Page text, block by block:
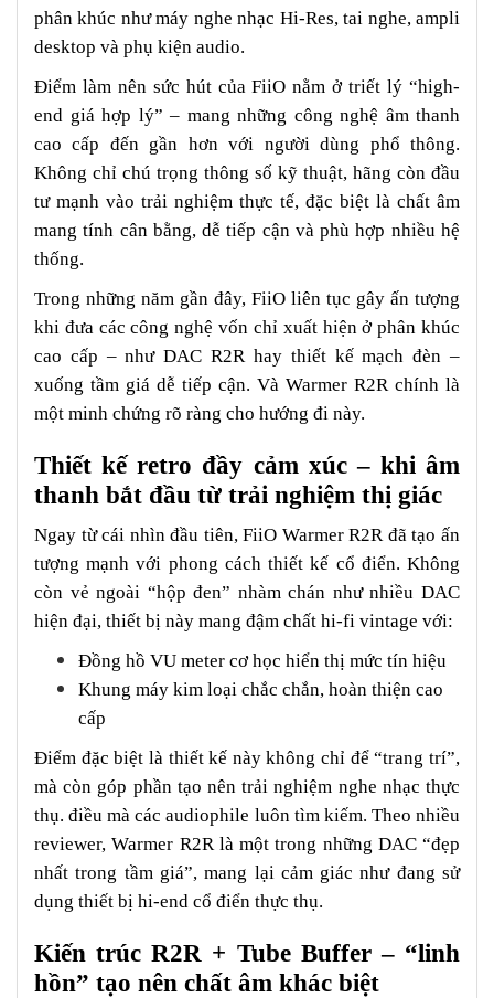
phân khúc như máy nghe nhạc Hi-Res, tai nghe, ampli
desktop và phụ kiện audio.
Điểm làm nên sức hút của FiiO nằm ở triết lý “high-
end giá hợp lý” – mang những công nghệ âm thanh
cao cấp đến gần hơn với người dùng phổ thông.
Không chỉ chú trọng thông số kỹ thuật, hãng còn đầu
tư mạnh vào trải nghiệm thực tế, đặc biệt là chất âm
mang tính cân bằng, dễ tiếp cận và phù hợp nhiều hệ
thống.
Trong những năm gần đây, FiiO liên tục gây ấn tượng
khi đưa các công nghệ vốn chỉ xuất hiện ở phân khúc
cao cấp – như DAC R2R hay thiết kế mạch đèn –
xuống tầm giá dễ tiếp cận. Và Warmer R2R chính là
một minh chứng rõ ràng cho hướng đi này.
Thiết kế retro đầy cảm xúc – khi âm
thanh bắt đầu từ trải nghiệm thị giác
Ngay từ cái nhìn đầu tiên, FiiO Warmer R2R đã tạo ấn
tượng mạnh với phong cách thiết kế cổ điển. Không
còn vẻ ngoài “hộp đen” nhàm chán như nhiều DAC
hiện đại, thiết bị này mang đậm chất hi-fi vintage với:
Đồng hồ VU meter cơ học hiển thị mức tín hiệu
Khung máy kim loại chắc chắn, hoàn thiện cao
cấp
Điểm đặc biệt là thiết kế này không chỉ để “trang trí”,
mà còn góp phần tạo nên trải nghiệm nghe nhạc thực
thụ. điều mà các audiophile luôn tìm kiếm. Theo nhiều
reviewer, Warmer R2R là một trong những DAC “đẹp
nhất trong tầm giá”, mang lại cảm giác như đang sử
dụng thiết bị hi-end cổ điển thực thụ.
Kiến trúc R2R + Tube Buffer – “linh
hồn” tạo nên chất âm khác biệt